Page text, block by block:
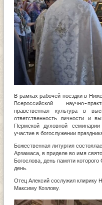
В рамках рабочей поездки в
Всероссийской научно-
нравственная культура в
ответственность личности и
Пермской духовной
участие в богослужении
Божественная литургия
Арзамаса, в приделе во имя
Богослова, день памяти
день.
Отец Алексий сослужил клирику
Максиму Козлову.